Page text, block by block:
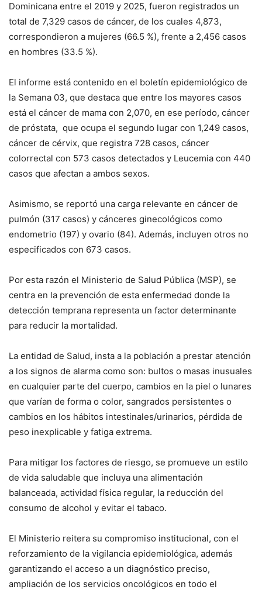
Dominicana entre el 2019 y 2025, fueron registrados un
total de 7,329 casos de cáncer, de los cuales 4,873,
correspondieron a mujeres (66.5 %), frente a 2,456 casos
en hombres (33.5 %).
El informe está contenido en el boletín epidemiológico de
la Semana 03, que destaca que entre los mayores casos
está el cáncer de mama con 2,070, en ese período, cáncer
de próstata, que ocupa el segundo lugar con 1,249 casos,
cáncer de cérvix, que registra 728 casos, cáncer
colorrectal con 573 casos detectados y Leucemia con 440
casos que afectan a ambos sexos.
Asimismo, se reportó una carga relevante en cáncer de
pulmón (317 casos) y cánceres ginecológicos como
endometrio (197) y ovario (84). Además, incluyen otros no
especificados con 673 casos.
Por esta razón el Ministerio de Salud Pública (MSP), se
centra en la prevención de esta enfermedad donde la
detección temprana representa un factor determinante
para reducir la mortalidad.
La entidad de Salud, insta a la población a prestar atención
a los signos de alarma como son: bultos o masas inusuales
en cualquier parte del cuerpo, cambios en la piel o lunares
que varían de forma o color, sangrados persistentes o
cambios en los hábitos intestinales/urinarios, pérdida de
peso inexplicable y fatiga extrema.
Para mitigar los factores de riesgo, se promueve un estilo
de vida saludable que incluya una alimentación
balanceada, actividad física regular, la reducción del
consumo de alcohol y evitar el tabaco.
El Ministerio reitera su compromiso institucional, con el
reforzamiento de la vigilancia epidemiológica, además
garantizando el acceso a un diagnóstico preciso,
ampliación de los servicios oncológicos en todo el